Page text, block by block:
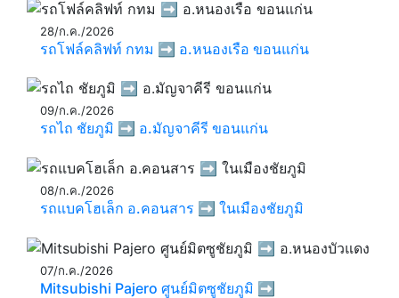
28/ก.ค./2026
รถโฟล์คลิฟท์ กทม ➡️ อ.หนองเรือ ขอนแก่น
09/ก.ค./2026
รถไถ ชัยภูมิ ➡️ อ.มัญจาคีรี ขอนแก่น
08/ก.ค./2026
รถแบคโฮเล็ก อ.คอนสาร ➡️ ในเมืองชัยภูมิ
07/ก.ค./2026
Mitsubishi Pajero ศูนย์มิตซูชัยภูมิ ➡️